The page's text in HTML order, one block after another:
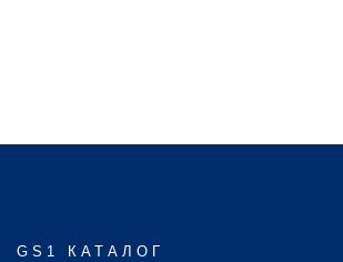
GS1 КАТАЛОГ